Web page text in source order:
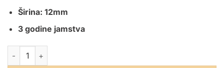
Širina: 12mm
3 godine jamstva
LED TRAKA 5050 24V 16W RGB+6000K 60SMD/m IP65 5m